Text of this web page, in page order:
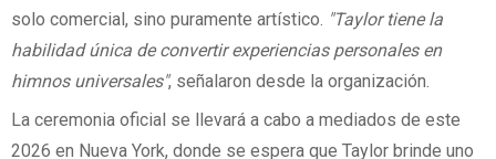
solo comercial, sino puramente artístico. "Taylor tiene la
habilidad única de convertir experiencias personales en
himnos universales", señalaron desde la organización.
La ceremonia oficial se llevará a cabo a mediados de este
2026 en Nueva York, donde se espera que Taylor brinde uno